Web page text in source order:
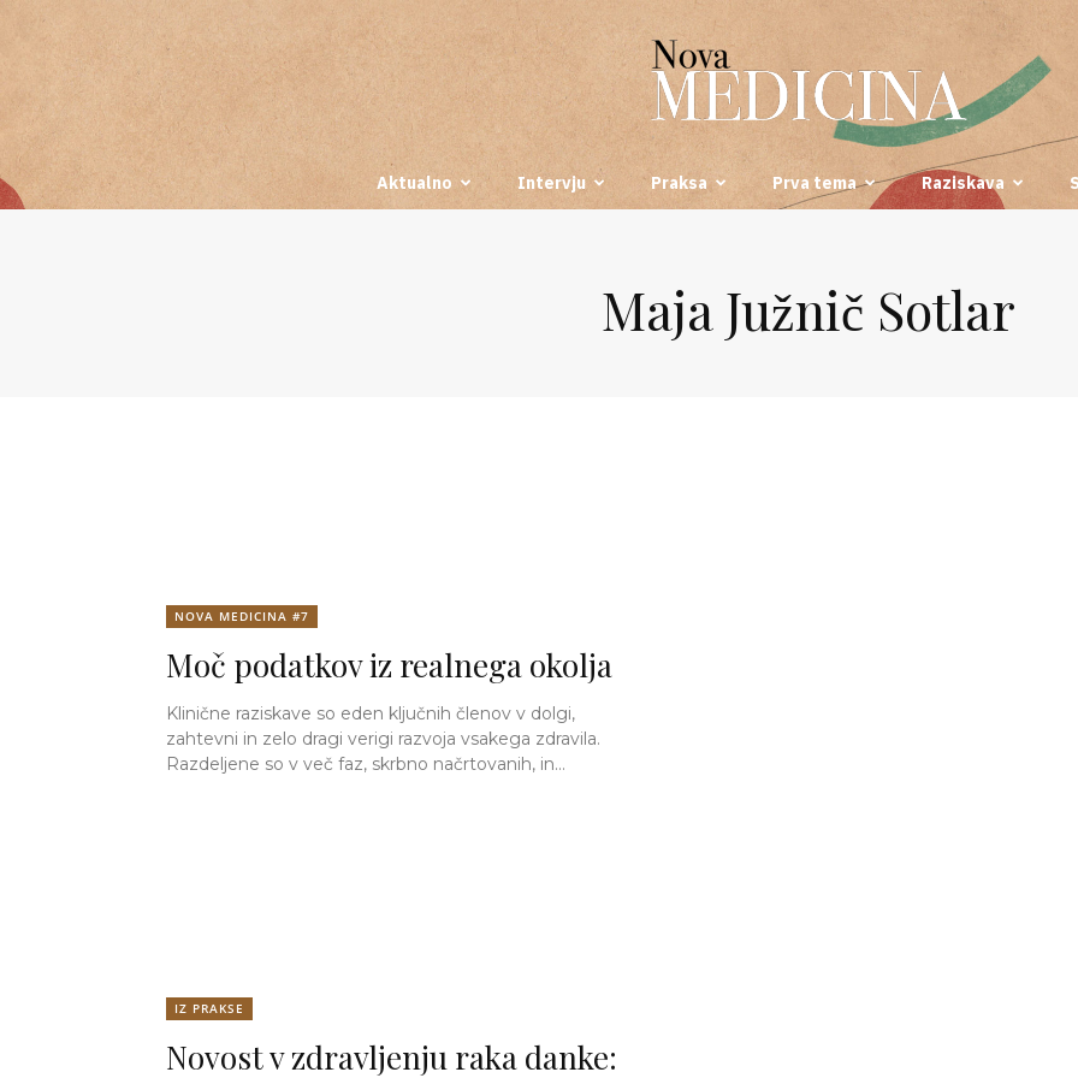
Nova
Aktualno Intervju Praksa Prva tema Raziskava
Maja Južnič Sotlar
NOVA MEDICINA #7
Moč podatkov iz realnega okolja
Klinične raziskave so eden ključnih členov v dolgi,
zahtevni in zelo dragi verigi razvoja vsakega zdravila.
Razdeljene so v več faz, skrbno načrtovanih, in...
IZ PRAKSE
Novost v zdravljenju raka danke: